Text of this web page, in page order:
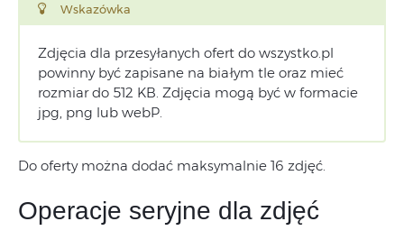
Wskazówka
Zdjęcia dla przesyłanych ofert do wszystko.pl
powinny być zapisane na białym tle oraz mieć
rozmiar do 512 KB. Zdjęcia mogą być w formacie
jpg, png lub webP.
Do oferty można dodać maksymalnie 16 zdjęć.
Operacje seryjne dla zdjęć